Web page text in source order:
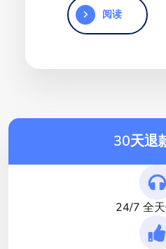
阅读
30天退
24/7 全